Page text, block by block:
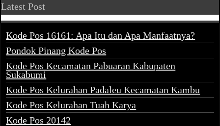
Latest Post
Kode Pos 16161: Apa Itu dan Apa Manfaatnya?
Pondok Pinang Kode Pos
Kode Pos Kecamatan Pabuaran Kabupaten
Sukabumi
Kode Pos Kelurahan Padaleu Kecamatan Kambu
Kode Pos Kelurahan Tuah Karya
Kode Pos 20142